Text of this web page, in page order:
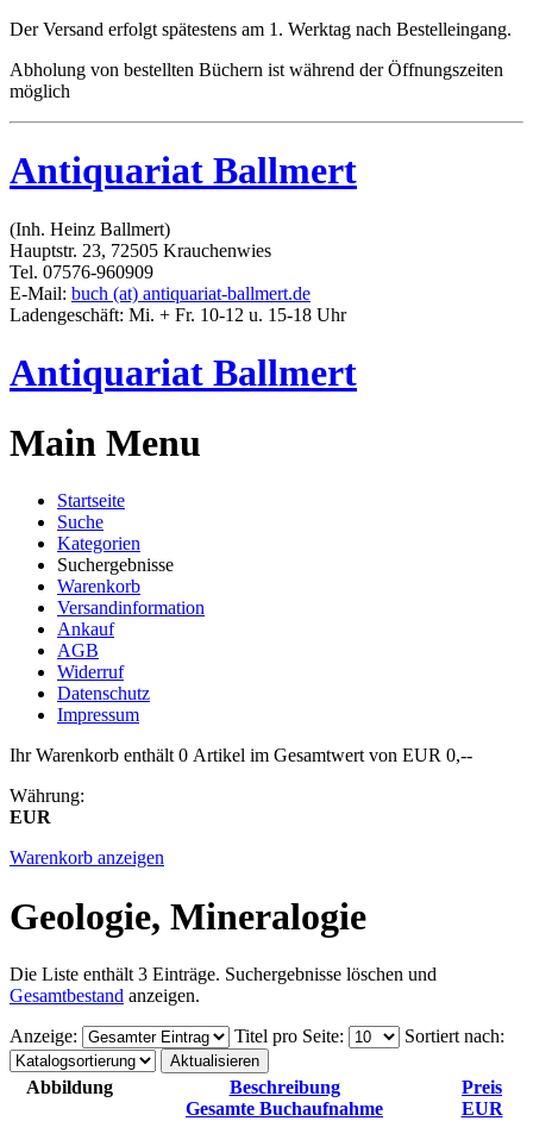
Der Versand erfolgt spätestens am 1. Werktag nach Bestelleingang.
Abholung von bestellten Büchern ist während der Öffnungszeiten
möglich
Antiquariat Ballmert
(Inh. Heinz Ballmert)
Hauptstr. 23, 72505 Krauchenwies
Tel. 07576-960909
E-Mail: buch (at) antiquariat-ballmert.de
Ladengeschäft: Mi. + Fr. 10-12 u. 15-18 Uhr
Antiquariat Ballmert
Main Menu
Startseite
Suche
Kategorien
Suchergebnisse
Warenkorb
Versandinformation
Ankauf
AGB
Widerruf
Datenschutz
Impressum
Ihr Warenkorb enthält 0 Artikel im Gesamtwert von EUR 0,--
Währung:
EUR
Warenkorb anzeigen
Geologie, Mineralogie
Die Liste enthält 3 Einträge. Suchergebnisse löschen und
Gesamtbestand anzeigen.
Anzeige: Titel pro Seite: Sortiert nach:
Abbildung
Beschreibung
Gesamte Buchaufnahme
Preis
EUR